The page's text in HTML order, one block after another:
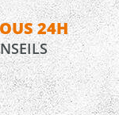
24H